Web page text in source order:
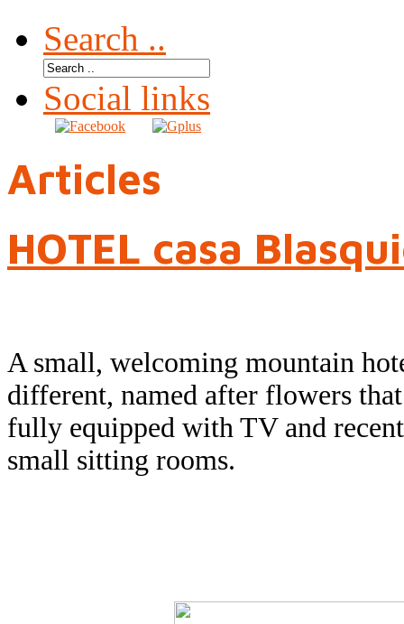
Search ..
Social links
Articles
HOTEL casa
A small, welcoming mountain
different, named after flowers
fully equipped with TV and
small sitting rooms.